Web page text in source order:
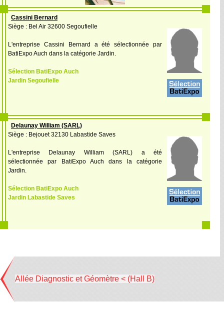
Cassini Bernard
Siège : Bel Air 32600 Segoufielle
L'entreprise Cassini Bernard a été sélectionnée par
BatiExpo Auch dans la catégorie Jardin.
Sélection BatiExpo Auch
Jardin Segoufielle
Delaunay William (SARL)
Siège : Bejouet 32130 Labastide Saves
L'entreprise Delaunay William (SARL) a été
sélectionnée par BatiExpo Auch dans la catégorie
Jardin.
Sélection BatiExpo Auch
Jardin Labastide Saves
Allée Diagnostic et Géomètre < (Hall B)